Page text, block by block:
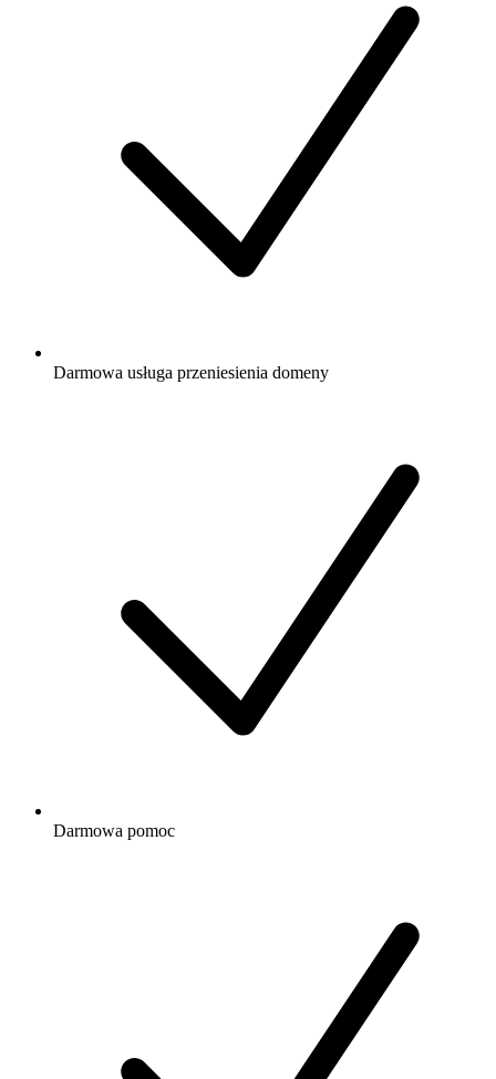
Darmowa usługa przeniesienia domeny
Darmowa pomoc